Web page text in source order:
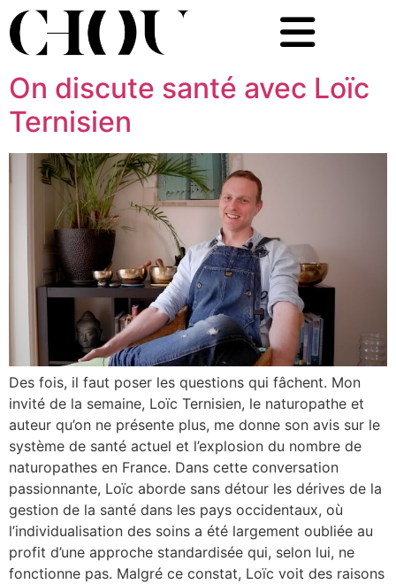
On discute santé avec Loïc
Ternisien
Des fois, il faut poser les questions qui fâchent. Mon
invité de la semaine, Loïc Ternisien, le naturopathe et
auteur qu’on ne présente plus, me donne son avis sur le
système de santé actuel et l’explosion du nombre de
naturopathes en France. Dans cette conversation
passionnante, Loïc aborde sans détour les dérives de la
gestion de la santé dans les pays occidentaux, où
l’individualisation des soins a été largement oubliée au
profit d’une approche standardisée qui, selon lui, ne
fonctionne pas. Malgré ce constat, Loïc voit des raisons